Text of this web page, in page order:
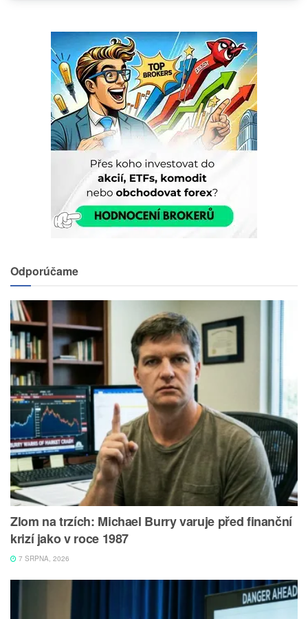
Odporúčame
Zlom na trzích: Michael Burry varuje před finanční
krizí jako v roce 1987
7 SRPNA, 2026